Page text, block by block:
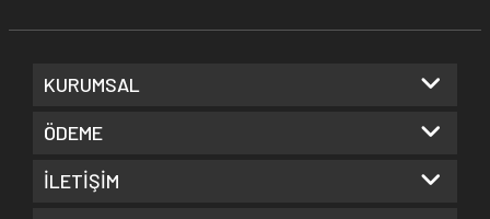
KURUMSAL
ÖDEME
İLETİŞİM